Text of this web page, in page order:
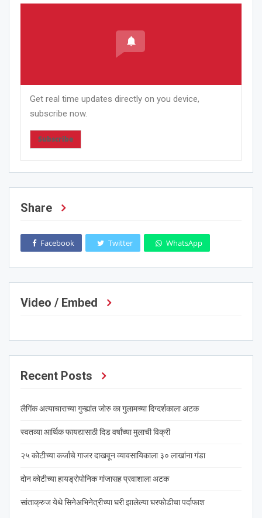
Get real time updates directly on you device,
subscribe now.
Subscribe
Share
Facebook Twitter WhatsApp
Video / Embed
Recent Posts
लैगिंक अत्याचाराच्या गुन्ह्यांत जोरु का गुलामच्या दिग्दर्शकाला अटक
स्वतव्या आर्थिक फायद्यासाठी दिड वर्षांच्या मुलाची विक्री
२५ कोटीच्या कर्जाचे गाजर दाखवून व्यावसायिकाला ३० लाखांना गंडा
दोन कोटीच्या हायड्रोपोनिक गांजासह प्रवाशाला अटक
सांताक्रुज येथे सिनेअभिनेत्रीच्या घरी झालेल्या घरफोडीचा पर्दाफाश